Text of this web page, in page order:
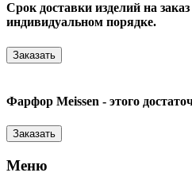
Срок доставки изделий на
индивидуальном порядке.
Заказать
Фарфор Meissen - этого
Заказать
Меню